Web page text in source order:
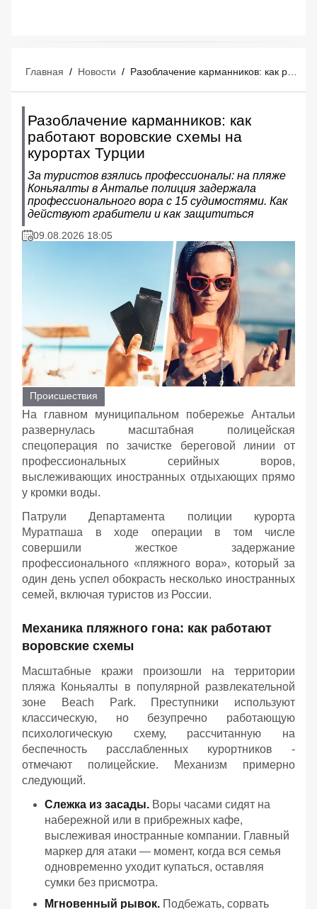
Главная / Новости /
Разоблачение карманников: как
работают воровские схемы на
курортах Турции
За туристов взялись профессионалы: на пляже
Коньяалты в Анталье полиция задержала
профессионального вора с 15 судимостями. Как
действуют грабители и как защититься
09.08.2026 18:05
Происшествия
На главном муниципальном побережье Антальи
развернулась масштабная полицейская
спецоперация по зачистке береговой линии от
профессиональных серийных воров,
выслеживающих иностранных отдыхающих прямо
у кромки воды.
Патрули Департамента полиции курорта
Муратпаша в ходе операции в том числе
совершили жесткое задержание
профессионального «пляжного вора», который за
один день успел обокрасть несколько иностранных
семей, включая туристов из России.
Механика пляжного гона: как работают
воровские схемы
Масштабные кражи произошли на территории
пляжа Коньяалты в популярной развлекательной
зоне Beach Park. Преступники используют
классическую, но безупречно работающую
психологическую схему, рассчитанную на
беспечность расслабленных курортников -
отмечают полицейские. Механизм примерно
следующий.
Слежка из засады. Воры часами сидят на
набережной или в прибрежных кафе,
выслеживая иностранные компании. Главный
маркер для атаки — момент, когда вся семья
одновременно уходит купаться, оставляя
сумки без присмотра.
Мгновенный рывок. Подбежать, сорвать